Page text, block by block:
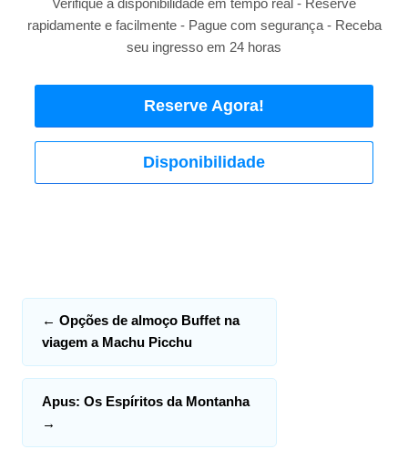
rapidamente e facilmente - Pague com segurança - Receba
seu ingresso em 24 horas
Reserve Agora!
Disponibilidade
← Opções de almoço Buffet na
viagem a Machu Picchu
Apus: Os Espíritos da Montanha
→